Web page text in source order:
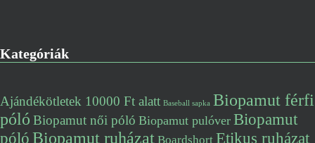
Kategóriák
Ajándékötletek 10000 Ft alatt Baseball sapka Biopamut férfi
póló Biopamut női póló Biopamut pulóver Biopamut
pólóBiopamut ruházat Boardshort Etikus ruházat